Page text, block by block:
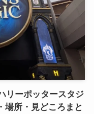
リーポッタースタジ
場所・見どころまと